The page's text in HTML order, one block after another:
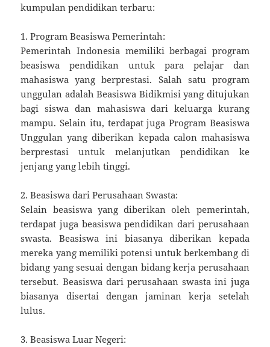
kumpulan pendidikan terbaru:
1. Program Beasiswa Pemerintah:
Pemerintah Indonesia memiliki berbagai program
beasiswa pendidikan untuk para pelajar dan
mahasiswa yang berprestasi. Salah satu program
unggulan adalah Beasiswa Bidikmisi yang ditujukan
bagi siswa dan mahasiswa dari keluarga kurang
mampu. Selain itu, terdapat juga Program Beasiswa
Unggulan yang diberikan kepada calon mahasiswa
berprestasi untuk melanjutkan pendidikan ke
jenjang yang lebih tinggi.
2. Beasiswa dari Perusahaan Swasta:
Selain beasiswa yang diberikan oleh pemerintah,
terdapat juga beasiswa pendidikan dari perusahaan
swasta. Beasiswa ini biasanya diberikan kepada
mereka yang memiliki potensi untuk berkembang di
bidang yang sesuai dengan bidang kerja perusahaan
tersebut. Beasiswa dari perusahaan swasta ini juga
biasanya disertai dengan jaminan kerja setelah
lulus.
3. Beasiswa Luar Negeri: